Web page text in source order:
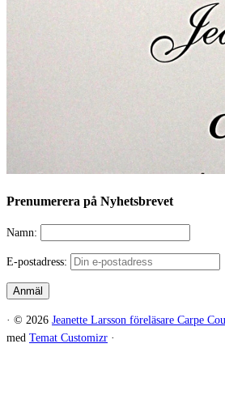
Prenumerera på Nyhetsbrevet
Namn:
E-postadress:
· © 2026 Jeanette Larsson föreläsare Carpe
med Temat Customizr ·